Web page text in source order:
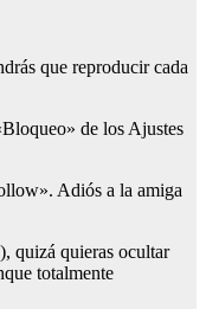
que reproducir cada
de los Ajustes
Adiós a la amiga
quizá quieras ocultar
totalmente